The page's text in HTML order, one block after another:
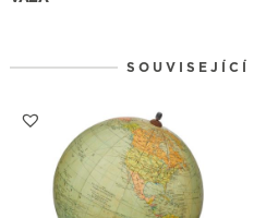
SOUVISEJÍCÍ